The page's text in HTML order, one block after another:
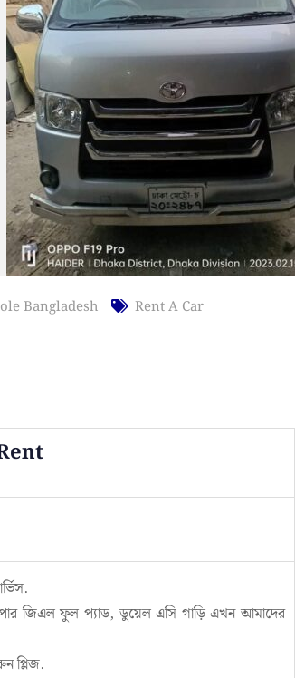
Bangladesh Rent A Car
জিএল ফুল প্যাড, ডুয়েল এসি গাড়ি এখন আমাদের
প্লিজ.